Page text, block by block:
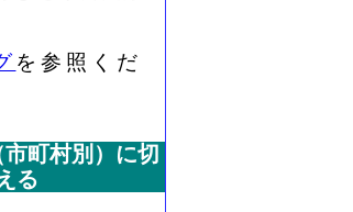
を参照くだ
町村別）に切
る